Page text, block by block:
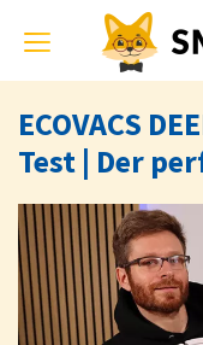
Toggle
navigation
ECOVACS
Test | Der